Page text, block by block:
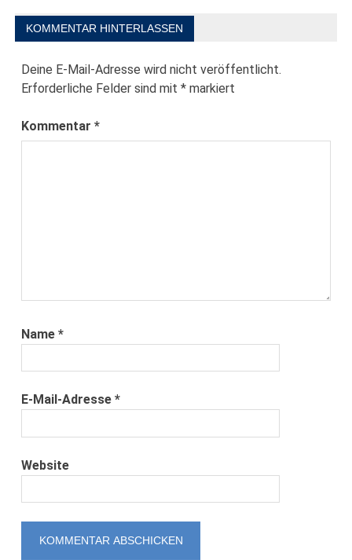
KOMMENTAR HINTERLASSEN
Deine E-Mail-Adresse wird nicht veröffentlicht.
Erforderliche Felder sind mit* markiert
Kommentar*
Name*
E-Mail-Adresse*
Website